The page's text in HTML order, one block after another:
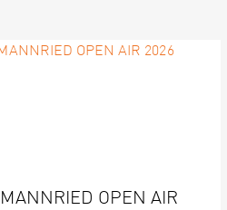
MANNRIED OPEN AIR